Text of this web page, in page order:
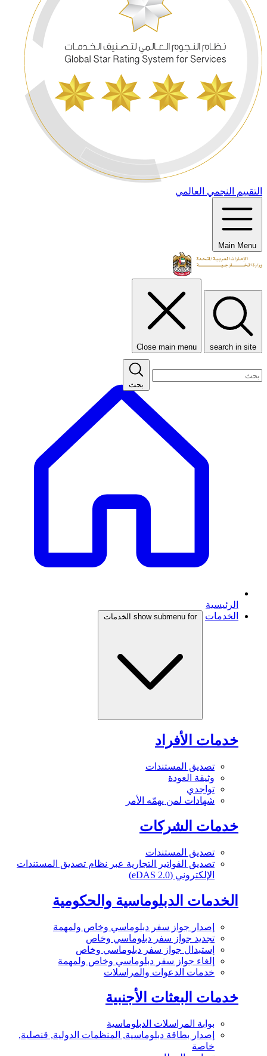
التقييم النجمي العالمي
Main Menu
search in site
Close main menu
بحث
الرئيسية
الخدمات
show submenu for الخدمات
خدمات الأفراد
تصديق المستندات
وثيقة العودة
تواجدي
شهادات لمن يهمّه الأمر
خدمات الشركات
تصديق المستندات
تصديق الفواتير التجارية عبر نظام تصديق المستندات
الإلكتروني (eDAS 2.0)
الخدمات الدبلوماسية والحكومية
إصدار جواز سفر دبلوماسي وخاص ولمهمة
تجديد جواز سفر دبلوماسي وخاص
إستبدال جواز سفر دبلوماسي وخاص
إلغاء جواز سفر دبلوماسي وخاص ولمهمة
خدمات الدعوات والمراسلات
خدمات البعثات الأجنبية
بوابة المراسلات الدبلوماسية
إصدار بطاقة دبلوماسية, المنظمات الدولية, قنصلية,
خاصة